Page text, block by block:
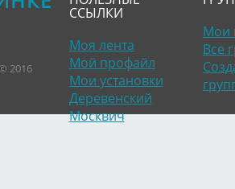
2016
ССЫЛКИ
Моя лента
Мой профайл
Мои установки
Деревенский
Москвич
Мои
Все